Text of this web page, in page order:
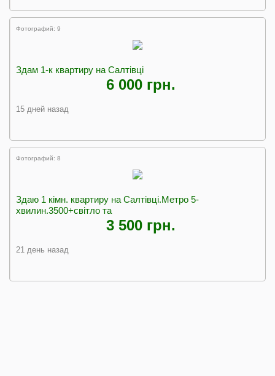
Фотографий: 9
Здам 1-к квартиру на Салтівці
6 000 грн.
15 дней назад
Фотографий: 8
Здаю 1 кімн. квартиру на Салтівці.Метро 5-
хвилин.3500+світло та
3 500 грн.
21 день назад